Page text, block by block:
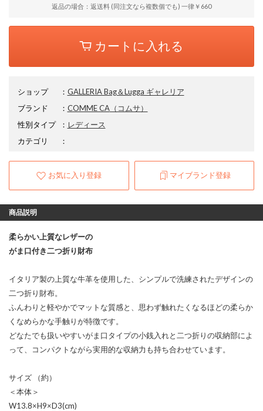
返品の場合：返送料 (同注文なら複数個でも) 一律￥660
カートに入れる
ショップ ： GALLERIA Bag＆Lugga ギャレリア
ブランド
： COMME CA（コムサ）
性別タイプ
： レディース
カテゴリ
：
お気に入り登録 マイブランド登録
商品説明
柔らかい上質なレザーの
がま口付き二つ折り財布
イタリア製の上質な牛革を使用した、シンプルで洗練されたデザインの
二つ折り財布。
ふんわりと軽やかでマットな質感と、思わず触れたくなるほどの柔らか
くなめらかな手触りが特徴です。
どなたでも扱いやすいがま口タイプの小銭入れと二つ折りの収納部によ
って、コンパクトながら実用的な収納力も持ち合わせています。
サイズ （約）
＜本体＞
W13.8×H9×D3(cm)